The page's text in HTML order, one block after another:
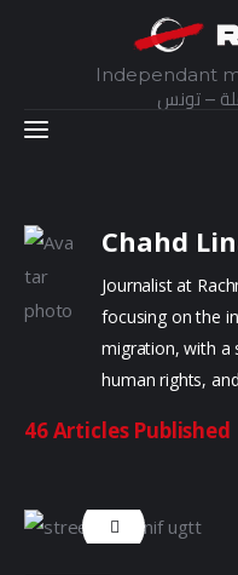
Independant
– تونس
Accueil
Daily
Images
Chahd
Journalist at
focusing on the
migration, with a
human rights,
46Articles Published